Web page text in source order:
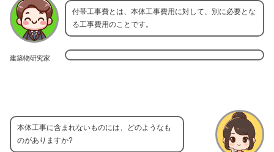
建築物研究家
付帯工事費とは、本体工事費用に対して、別に必要とな
る工事費用のことです。
本体工事に含まれないものには、どのようなも
のがありますか?